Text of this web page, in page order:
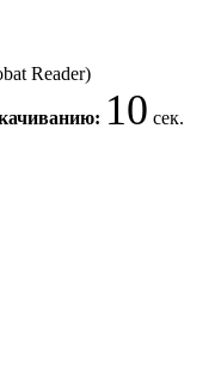
Reader)
10 сек.